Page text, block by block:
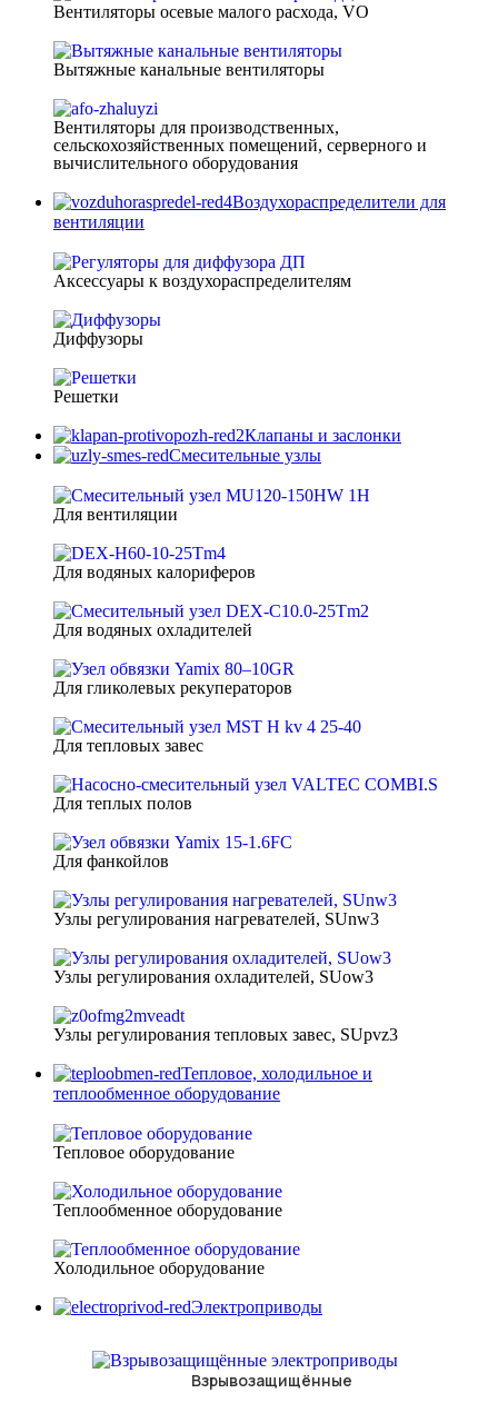
Вентиляторы осевые малого расхода, VO
Вытяжные канальные вентиляторы
Вентиляторы для производственных,
сельскохозяйственных помещений, серверного и
вычислительного оборудования
Воздухораспределители для
вентиляции
Аксессуары к воздухораспределителям
Диффузоры
Решетки
Клапаны и заслонки
Смесительные узлы
Для вентиляции
Для водяных калориферов
Для водяных охладителей
Для гликолевых рекуператоров
Для тепловых завес
Для теплых полов
Для фанкойлов
Узлы регулирования нагревателей, SUnw3
Узлы регулирования охладителей, SUow3
Узлы регулирования тепловых завес, SUpvz3
Тепловое, холодильное и
теплообменное оборудование
Тепловое оборудование
Теплообменное оборудование
Холодильное оборудование
Электроприводы
Взрывозащищённые